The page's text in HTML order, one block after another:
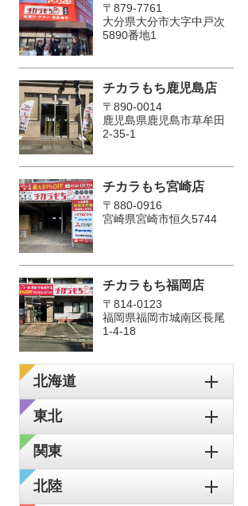
〒879-7761
大分県大分市大字中戸次
5890番地1
チカラもち鹿児島店
〒890-0014
鹿児島県鹿児島市草牟田
2-35-1
チカラもち宮崎店
〒880-0916
宮崎県宮崎市恒久5744
チカラもち福岡店
〒814-0123
福岡県福岡市城南区長尾
1‐4‐18
北海道
東北
関東
北陸